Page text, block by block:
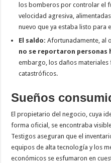
los bomberos por controlar el
velocidad agresiva,
nuevo que ya estaba listo para
El saldo: Afortunadamente, al
no se reportaron personas
embargo, los daños
catastróficos.
Sueños
El propietario del negocio, cuya
forma oficial, se encontraba
Testigos aseguran que el
equipos de alta tecnología y los
económicos se esfumaron en